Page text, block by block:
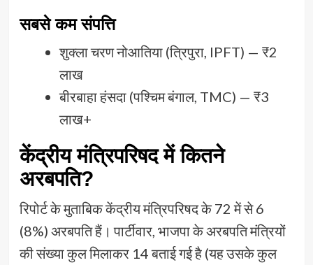
सबसे कम संपत्ति
शुक्ला चरण नोआतिया (त्रिपुरा, IPFT) — ₹2
लाख
बीरबाहा हंसदा (पश्चिम बंगाल, TMC) — ₹3
लाख+
केंद्रीय मंत्रिपरिषद में कितने
अरबपति?
रिपोर्ट के मुताबिक केंद्रीय मंत्रिपरिषद के 72 में से 6
(8%) अरबपति हैं। पार्टीवार, भाजपा के अरबपति मंत्रियों
की संख्या कुल मिलाकर 14 बताई गई है (यह उसके कुल